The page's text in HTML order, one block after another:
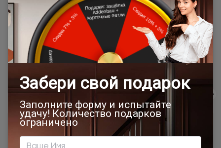
МКАД\КАД
Доставка в регионы осуществляется по тарифам нашего
дилера в данном регионе или, при заказе через запрос с
сайта, отдельно рассчитывается менеджером интернет-
Подробная информация о доставке
Товар относится к категориям:
Двери модерн